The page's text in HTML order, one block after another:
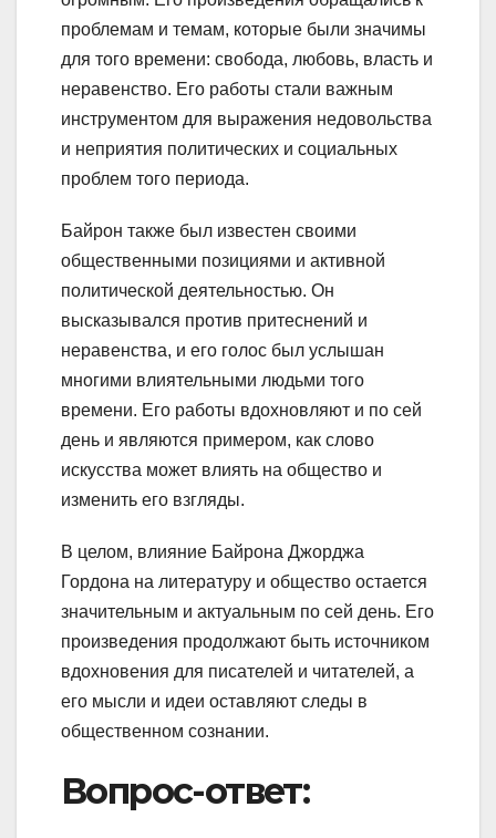
проблемам и темам, которые были значимы
для того времени: свобода, любовь, власть и
неравенство. Его работы стали важным
инструментом для выражения недовольства
и неприятия политических и социальных
проблем того периода.
Байрон также был известен своими
общественными позициями и активной
политической деятельностью. Он
высказывался против притеснений и
неравенства, и его голос был услышан
многими влиятельными людьми того
времени. Его работы вдохновляют и по сей
день и являются примером, как слово
искусства может влиять на общество и
изменить его взгляды.
В целом, влияние Байрона Джорджа
Гордона на литературу и общество остается
значительным и актуальным по сей день. Его
произведения продолжают быть источником
вдохновения для писателей и читателей, а
его мысли и идеи оставляют следы в
общественном сознании.
Вопрос-ответ: